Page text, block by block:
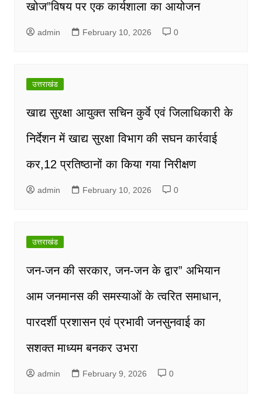
खोज”विषय पर एक कार्यशाला का आयोजन
admin February 10, 2026 0
उत्तराखंड
खाद्य सुरक्षा आयुक्त सचिन कुर्वे एवं जिलाधिकारी के
निर्देशन में खाद्य सुरक्षा विभाग की सघन कार्रवाई
कर,12 प्रतिष्ठानों का किया गया निरीक्षण
admin February 10, 2026 0
उत्तराखंड
जन-जन की सरकार, जन-जन के द्वार” अभियान
आम जनमानस की समस्याओं के त्वरित समाधान,
पारदर्शी प्रशासन एवं प्रभावी जनसुनवाई का
सशक्त माध्यम बनकर उभरा
admin February 9, 2026 0